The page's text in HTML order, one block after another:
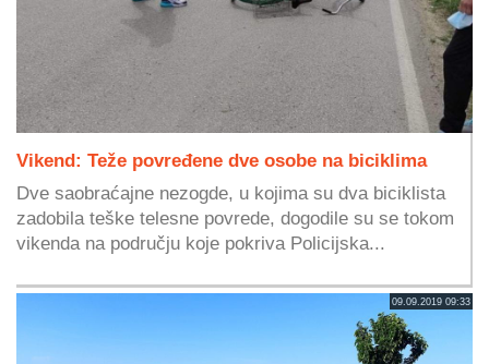
Vikend: Teže povređene dve osobe na biciklima
Dve saobraćajne nezogde, u kojima su dva biciklista
zadobila teške telesne povrede, dogodile su se tokom
vikenda na području koje pokriva Policijska...
09.09.2019 09:33